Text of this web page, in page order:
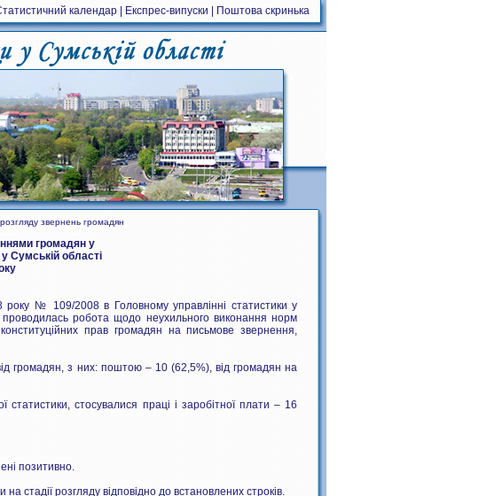
календар Експрес-випуски Поштова скринька
звернень громадян
громадян у
Сумській області
№ 109/2008 в Головному управлінні статистики у
проводилась робота щодо неухильного виконання норм
прав громадян на письмове звернення,
громадян, з них: поштою – 10 (62,5%), від громадян на
стосувалися праці і заробітної плати – 16
позитивно.
стадії розгляду відповідно до встановлених строків.